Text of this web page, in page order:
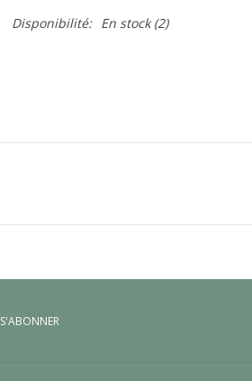
Disponibilité: En stock(2)
S'ABONNER